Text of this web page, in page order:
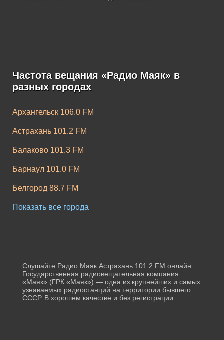
Частота вещания «Радио Маяк» в
разных городах
Архангельск 106.0 FM
Астрахань 101.2 FM
Балаково 101.3 FM
Барнаул 101.0 FM
Белгород 88.7 FM
Бийск 107.2 FM
Братск 99.9 FM
Брянск 90.6 FM
Великий Новгород 101.2 FM
Показать все города
Слушайте Радио Маяк Астрахань 101.2 FM онлайн
Государственная радиовещательная компания
«Маяк» (ГРК «Маяк») — одна из крупнейших и самых
узнаваемых радиостанций на территории бывшего
СССР. В хорошем качестве и без регистрации.